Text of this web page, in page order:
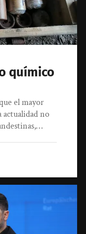
químico
el mayor
actualidad no